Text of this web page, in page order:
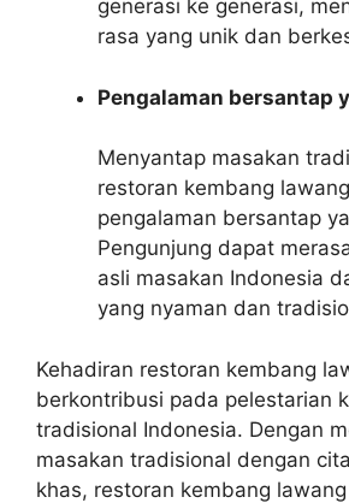
generasi ke generasi,
rasa yang unik dan
Pengalaman bersantap
Menyantap masakan
restoran kembang
pengalaman bersantap
Pengunjung dapat
asli masakan Indonesia
yang nyaman dan
Kehadiran restoran kembang
berkontribusi pada pelestarian
tradisional Indonesia. Dengan
masakan tradisional dengan
khas, restoran kembang